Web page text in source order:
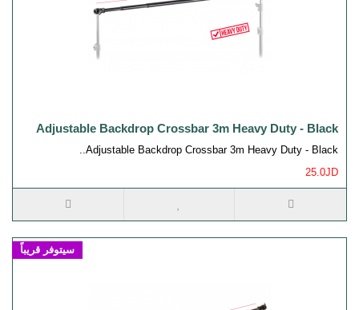
Adjustable Backdrop Crossbar 3m Heavy Duty - Black
Adjustable Backdrop Crossbar 3m Heavy Duty - Black..
25.0JD
سيتوفر قريباً